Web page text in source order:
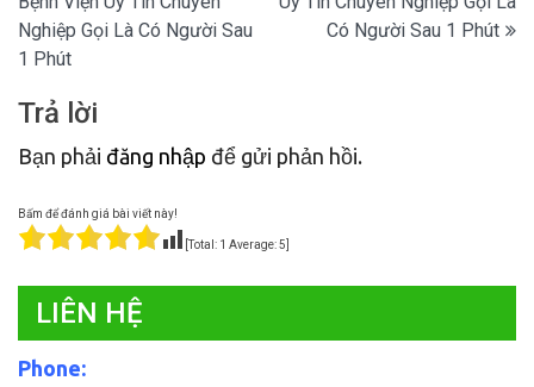
bài
viết
Nghiệp Gọi Là Có Người Sau
1 Phút
Có Người Sau 1 Phút
Trả lời
Bạn phải đăng nhập để gửi phản hồi.
Bấm để đánh giá bài viết này!
[Total: 1 Average:5
LIÊN HỆ
Phone: